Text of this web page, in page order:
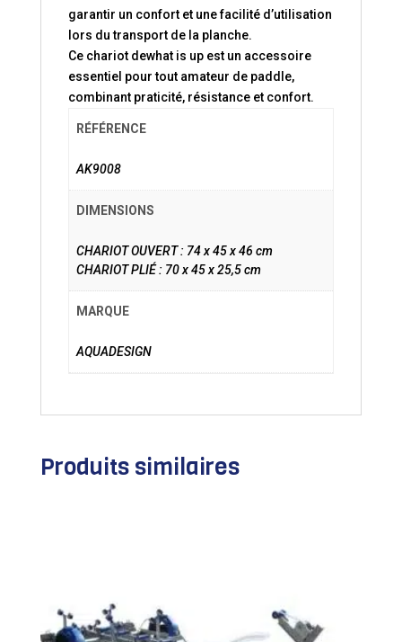
garantir un confort et une facilité d’utilisation
lors du transport de la planche.
Ce chariot dewhat is up est un accessoire
essentiel pour tout amateur de paddle,
combinant praticité, résistance et confort.
RÉFÉRENCE
AK9008
DIMENSIONS
CHARIOT OUVERT : 74 x 45 x 46 cm
CHARIOT PLIÉ : 70 x 45 x 25,5 cm
MARQUE
AQUADESIGN
Produits similaires